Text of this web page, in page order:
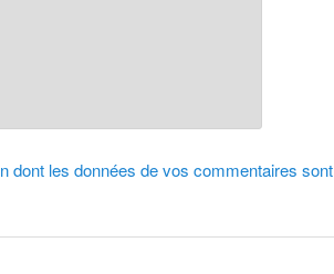
dont les données de vos commentaires sont